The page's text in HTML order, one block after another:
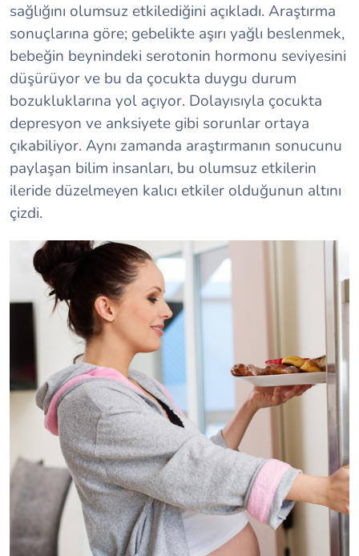
sağlığını olumsuz etkilediğini açıkladı. Araştırma
sonuçlarına göre; gebelikte aşırı yağlı beslenmek,
bebeğin beynindeki serotonin hormonu seviyesini
düşürüyor ve bu da çocukta duygu durum
bozukluklarına yol açıyor. Dolayısıyla çocukta
depresyon ve anksiyete gibi sorunlar ortaya
çıkabiliyor. Aynı zamanda araştırmanın sonucunu
paylaşan bilim insanları, bu olumsuz etkilerin
ileride düzelmeyen kalıcı etkiler olduğunun altını
çizdi.